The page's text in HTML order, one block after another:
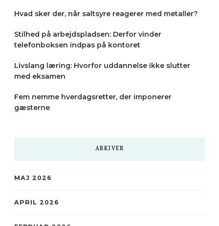
Hvad sker der, når saltsyre reagerer med metaller?
Stilhed på arbejdspladsen: Derfor vinder
telefonboksen indpas på kontoret
Livslang læring: Hvorfor uddannelse ikke slutter
med eksamen
Fem nemme hverdagsretter, der imponerer
gæsterne
ARKIVER
MAJ 2026
APRIL 2026